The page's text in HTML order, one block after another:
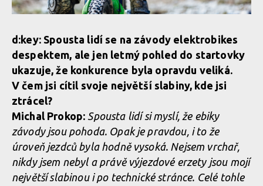
d:key: Spousta lidí se na závody elektrobikes
despektem, ale jen letmý pohled do startovky
ukazuje, že konkurence byla opravdu veliká.
V čem jsi cítil svoje největší slabiny, kde jsi
ztrácel?
Michal Prokop: Spousta lidí si myslí, že ebiky
závody jsou pohoda. Opak je pravdou, i to že
úroveň jezdců byla hodně vysoká. Nejsem vrchař,
nikdy jsem nebyl a právě výjezdové erzety jsou mojí
největší slabinou i po technické stránce. Celé tohle